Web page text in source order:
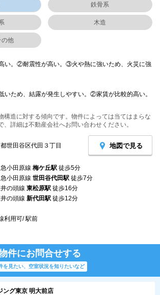
鉄骨系
木造
の他
い。②耐震性が高い。③火や熱に強いため、火災に強
いため、結露が発生しやすい。②家賃が比較的高い。
造に対する傾向です。物件によっては当てはまらな
、詳細は不動産会社へお問い合わせください。
世田谷区代田３丁目 地図で見る
小田原線 梅ケ丘駅 徒歩5分
小田原線 世田谷代田駅 徒歩7分
の頭線 東松原駅 徒歩16分
の頭線 新代田駅 徒歩12分
利用可/ 駅前
件にお問合せする
を見たい、空室状況を知りたいなど
ング東京 明大前店